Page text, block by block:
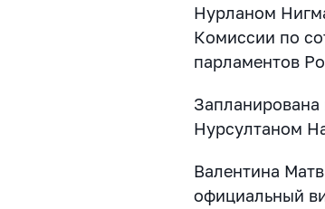
Нурланом
Комиссии по
парламентов
Запланирована
Нурсултаном
Валентина
официальный